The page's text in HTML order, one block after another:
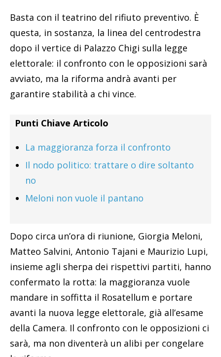
Basta con il teatrino del rifiuto preventivo. È
questa, in sostanza, la linea del centrodestra
dopo il vertice di Palazzo Chigi sulla legge
elettorale: il confronto con le opposizioni sarà
avviato, ma la riforma andrà avanti per
garantire stabilità a chi vince.
Punti Chiave Articolo
La maggioranza forza il confronto
Il nodo politico: trattare o dire soltanto
no
Meloni non vuole il pantano
Dopo circa un’ora di riunione, Giorgia Meloni,
Matteo Salvini, Antonio Tajani e Maurizio Lupi,
insieme agli sherpa dei rispettivi partiti, hanno
confermato la rotta: la maggioranza vuole
mandare in soffitta il Rosatellum e portare
avanti la nuova legge elettorale, già all’esame
della Camera. Il confronto con le opposizioni ci
sarà, ma non diventerà un alibi per congelare